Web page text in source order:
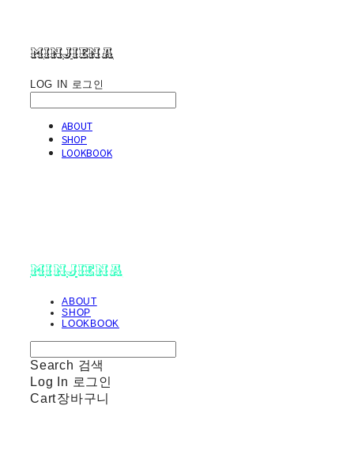
minjiena
LOG IN 로그인
ABOUT
SHOP
LOOKBOOK
minjiena
ABOUT
SHOP
LOOKBOOK
Search 검색
Log In 로그인
Cart장바구니